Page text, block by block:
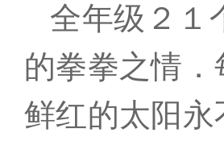
全年级２１
的拳拳之情
鲜红的太阳